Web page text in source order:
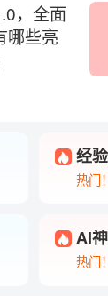
，全面
哪些亮
经
热门
AI
热门